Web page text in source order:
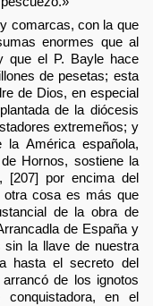
comarcas, con la que
enormes que al
que el P. Bayle hace
de pesetas; esta
de Dios, en especial
de la diócesis
extremeños; y
la América española,
Hornos, sostiene la
[207] por encima del
otra cosa es más que
de la obra de
de España y
la llave de nuestra
hasta el secreto del
de los ignotos
conquistadora, en el